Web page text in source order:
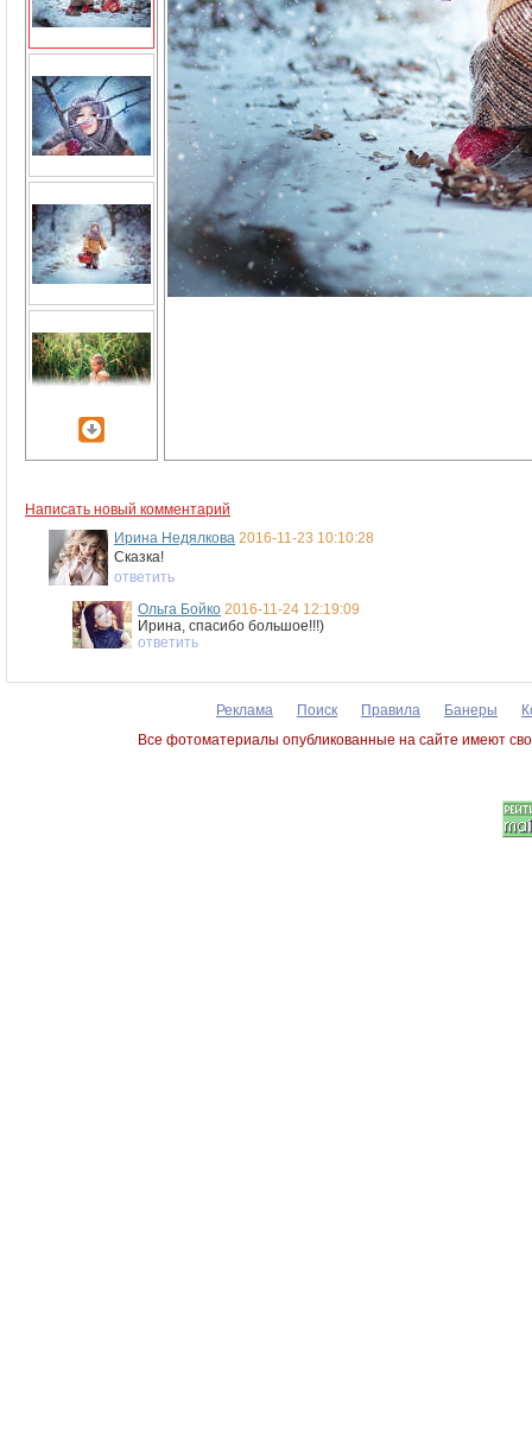
Написать новый комментарий
Ирина Недялкова 2016-11-23 10:10:28
Сказка!
ответить
Ольга Бойко 2016-11-24 12:19:09
Ирина, спасибо большое!!!)
ответить
Реклама Поиск Правила Банеры
Все фотоматериалы опубликованные на сайте имеют